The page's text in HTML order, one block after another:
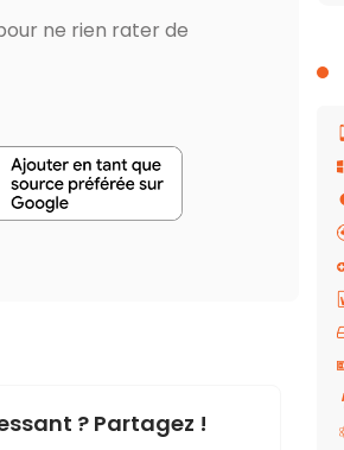
ne rien rater de
? Partagez !